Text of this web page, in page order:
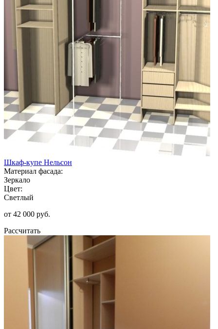
Шкаф-купе Нельсон
Материал фасада:
Зеркало
Цвет:
Светлый
от 42 000 руб.
Рассчитать